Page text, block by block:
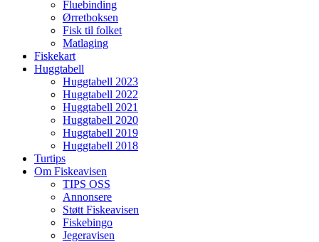
Fluebinding
Ørretboksen
Fisk til folket
Matlaging
Fiskekart
Huggtabell
Huggtabell 2023
Huggtabell 2022
Huggtabell 2021
Huggtabell 2020
Huggtabell 2019
Huggtabell 2018
Turtips
Om Fiskeavisen
TIPS OSS
Annonsere
Støtt Fiskeavisen
Fiskebingo
Jegeravisen